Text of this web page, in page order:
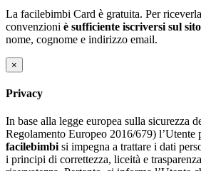
La facilebimbi Card è gratuita. Per
convenzioni è sufficiente iscriversi sul
nome, cognome e indirizzo email.
×
Privacy
In base alla legge europea sulla sicurezza
Regolamento Europeo 2016/679) l’Utente
facilebimbi si impegna a trattare i dati
i principi di correttezza, liceità e